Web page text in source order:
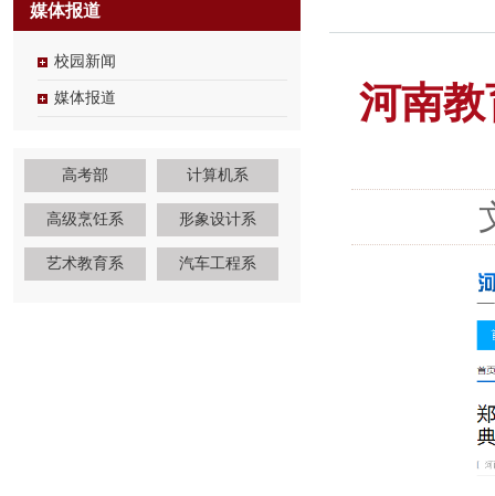
媒体报道
校园新闻
媒体报道
高考部 计算机系
高级烹饪系 形象设计系
艺术教育系 汽车工程系
河南